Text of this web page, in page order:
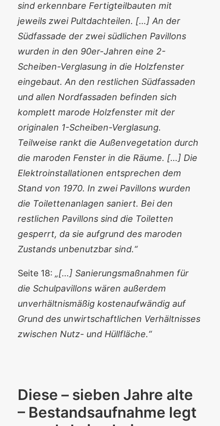
sind erkennbare Fertigteilbauten mit
jeweils zwei Pultdachteilen. […] An der
Südfassade der zwei südlichen Pavillons
wurden in den 90er-Jahren eine 2-
Scheiben-Verglasung in die Holzfenster
eingebaut. An den restlichen Südfassaden
und allen Nordfassaden befinden sich
komplett marode Holzfenster mit der
originalen 1-Scheiben-Verglasung.
Teilweise rankt die Außenvegetation durch
die maroden Fenster in die Räume. […] Die
Elektroinstallationen entsprechen dem
Stand von 1970. In zwei Pavillons wurden
die Toilettenanlagen saniert. Bei den
restlichen Pavillons sind die Toiletten
gesperrt, da sie aufgrund des maroden
Zustands unbenutzbar sind.“
Seite 18: „[…] Sanierungsmaßnahmen für
die Schulpavillons wären außerdem
unverhältnismäßig kostenaufwändig auf
Grund des unwirtschaftlichen Verhältnisses
zwischen Nutz- und Hüllfläche.“
Diese – sieben Jahre alte
– Bestandsaufnahme legt